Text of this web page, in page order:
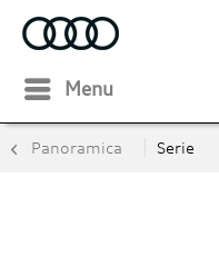
Menu
Panoramica Serie